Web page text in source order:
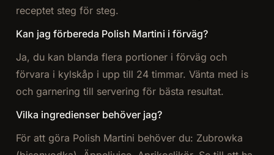
receptet steg för steg.
Kan jag förbereda Polish Martini i förväg?
Ja, du kan blanda flera portioner i förväg och
förvara i kylskåp i upp till 24 timmar. Vänta med is
och garnering till servering för bästa resultat.
Vilka ingredienser behöver jag?
För att göra Polish Martini behöver du: Zubrowka